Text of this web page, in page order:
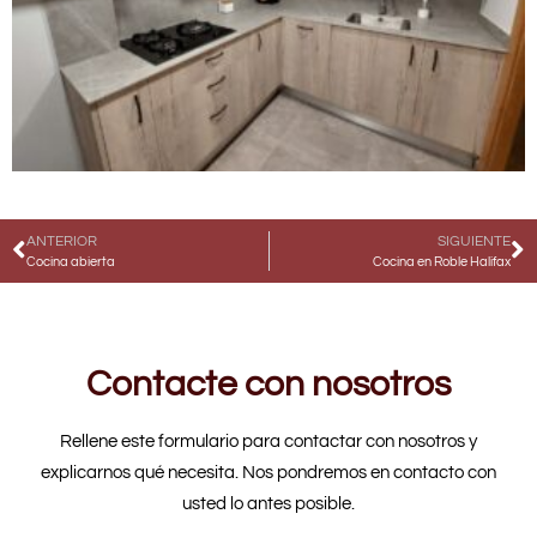
ANTERIOR
Cocina abierta
SIGUIENTE
Cocina en Roble Halifax
Contacte con nosotros
Rellene este formulario para contactar con nosotros y
explicarnos qué necesita. Nos pondremos en contacto con
usted lo antes posible.